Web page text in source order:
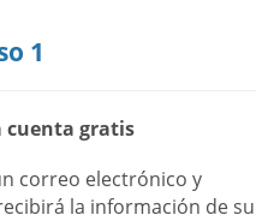
1
cuenta gratis
correo electrónico y
la información de su